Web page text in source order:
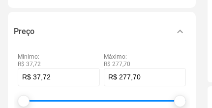
Preço
Mínimo:
R$ 37,72
Máximo:
R$ 277,70